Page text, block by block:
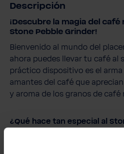
Descripción
¡Descubre la magia del
Stone Pebble Grinder!
Bienvenido al mundo del
ahora puedes llevar tu café al
práctico dispositivo es el
amantes del café que
y aroma de los granos de café
¿Qué hace tan especial al
El Stone Pebble Grinder ha